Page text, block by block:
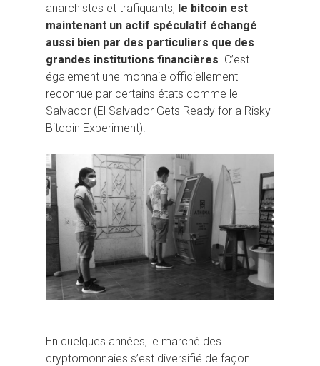
anarchistes et trafiquants, le bitcoin est
maintenant un actif spéculatif échangé
aussi bien par des particuliers que des
grandes institutions financières. C’est
également une monnaie officiellement
reconnue par certains états comme le
Salvador (El Salvador Gets Ready for a Risky
Bitcoin Experiment).
En quelques années, le marché des
cryptomonnaies s’est diversifié de façon